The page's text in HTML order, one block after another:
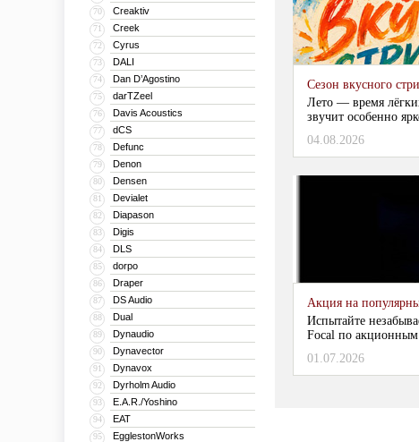
70 Creaktiv
71 Creek
72 Cyrus
73 DALI
74 Dan D’Agostino
75 darTZeel
76 Davis Acoustics
77 dCS
78 Defunc
79 Denon
80 Densen
81 Devialet
82 Diapason
83 Digis
84 DLS
85 dorpo
86 Draper
87 DS Audio
88 Dual
89 Dynaudio
90 Dynavector
91 Dynavox
92 Dyrholm Audio
93 E.A.R./Yoshino
94 EAT
95 EgglestonWorks
Сезон вкусного
Лето — время
звучит особенно
04.08.2026
Акция на
Испытайте
Focal по
01.07.2026